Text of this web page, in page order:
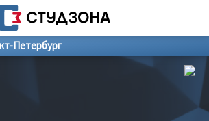
Петербург